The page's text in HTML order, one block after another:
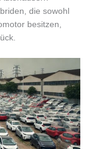
die sowohl
besitzen,